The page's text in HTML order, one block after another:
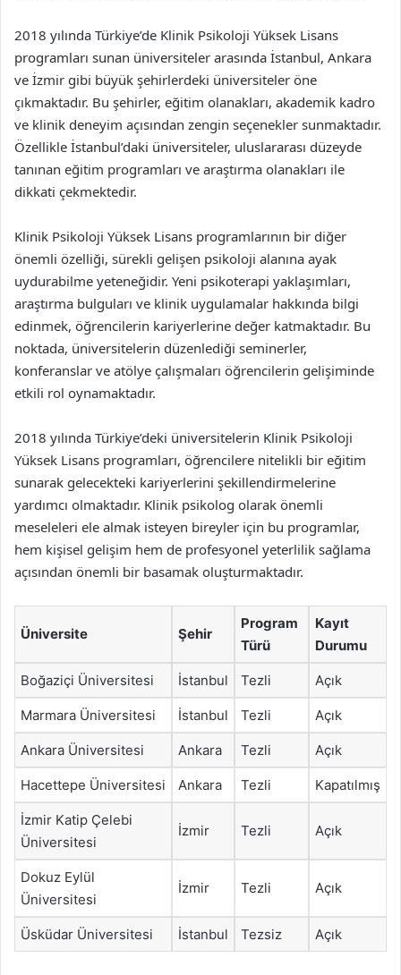
2018 yılında Türkiye’de Klinik Psikoloji Yüksek Lisans
programları sunan üniversiteler arasında İstanbul, Ankara
ve İzmir gibi büyük şehirlerdeki üniversiteler öne
çıkmaktadır. Bu şehirler, eğitim olanakları, akademik kadro
ve klinik deneyim açısından zengin seçenekler sunmaktadır.
Özellikle İstanbul’daki üniversiteler, uluslararası düzeyde
tanınan eğitim programları ve araştırma olanakları ile
dikkati çekmektedir.
Klinik Psikoloji Yüksek Lisans programlarının bir diğer
önemli özelliği, sürekli gelişen psikoloji alanına ayak
uydurabilme yeteneğidir. Yeni psikoterapi yaklaşımları,
araştırma bulguları ve klinik uygulamalar hakkında bilgi
edinmek, öğrencilerin kariyerlerine değer katmaktadır. Bu
noktada, üniversitelerin düzenlediği seminerler,
konferanslar ve atölye çalışmaları öğrencilerin gelişiminde
etkili rol oynamaktadır.
2018 yılında Türkiye’deki üniversitelerin Klinik Psikoloji
Yüksek Lisans programları, öğrencilere nitelikli bir eğitim
sunarak gelecekteki kariyerlerini şekillendirmelerine
yardımcı olmaktadır. Klinik psikolog olarak önemli
meseleleri ele almak isteyen bireyler için bu programlar,
hem kişisel gelişim hem de profesyonel yeterlilik sağlama
açısından önemli bir basamak oluşturmaktadır.
Üniversite Şehir
Program
Türü
Kayıt
Durumu
Boğaziçi Üniversitesi İstanbul Tezli Açık
Marmara Üniversitesi İstanbul Tezli Açık
Ankara Üniversitesi Ankara Tezli Açık
Hacettepe Üniversitesi Ankara Tezli Kapatılmış
İzmir Katip Çelebi
Üniversitesi
İzmir Tezli Açık
Dokuz Eylül
Üniversitesi
İzmir Tezli Açık
Üsküdar Üniversitesi İstanbul Tezsiz Açık